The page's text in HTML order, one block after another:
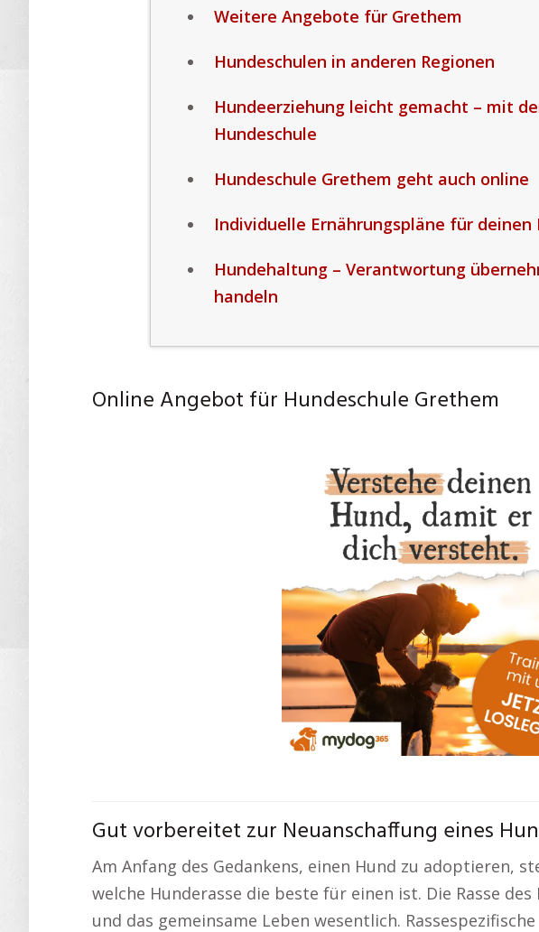
Weitere Angebote für Grethem
Hundeschulen in anderen Regionen
Hundeerziehung leicht gemacht – mit
Hundeschule
Hundeschule Grethem geht auch online
Individuelle Ernährungspläne für deinen
Hundehaltung – Verantwortung
handeln
Online Angebot für Hundeschule Grethem
Gut vorbereitet zur Neuanschaffung eines
Am Anfang des Gedankens, einen Hund zu adoptieren,
welche Hunderasse die beste für einen ist. Die Rasse
und das gemeinsame Leben wesentlich.